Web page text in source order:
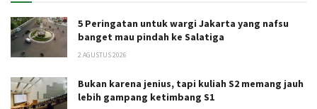
5 Peringatan untuk wargi Jakarta yang nafsu
banget mau pindah ke Salatiga
2 AGUSTUS 2026
Bukan karena jenius, tapi kuliah S2 memang jauh
lebih gampang ketimbang S1